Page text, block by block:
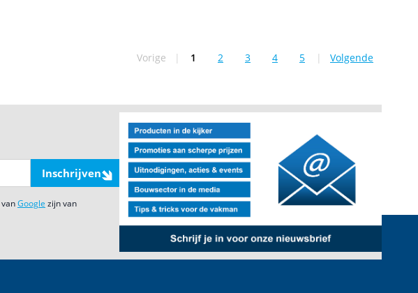
Vorige | U lees momenteel pagina
1 Pagina
2 Pagina
3 Pagina
4 Pagina
5 | Volgende
Inschrijven
vanGoogle zijn van